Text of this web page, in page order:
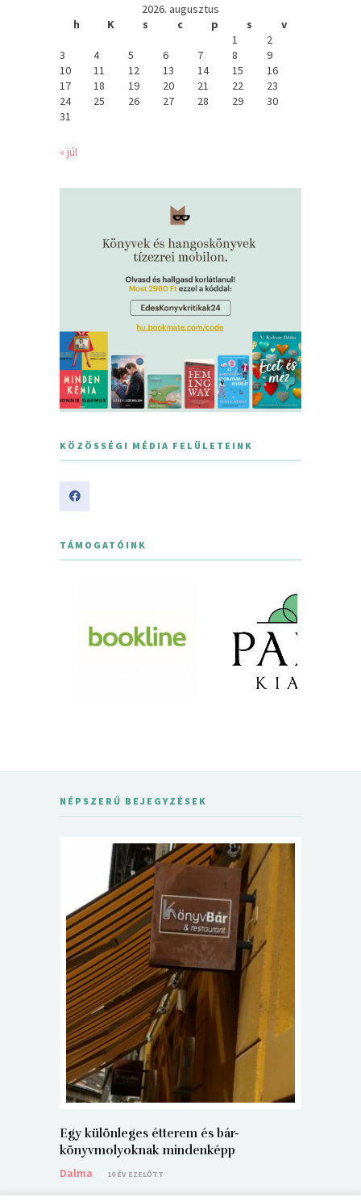
2026. augusztus
h
K s c p s
v
1
2
3
4 5 6 7 8
9
10
11 12 13 14 15
16
17
18 19 20 21 22
23
24
25 26 27 28 29
30
31
« júl
KÖZÖSSÉGI MÉDIA FELÜLETEINK
TÁMOGATÓINK
NÉPSZERŰ BEJEGYZÉSEK
Egy különleges étterem és bár-
könyvmolyoknak mindenképp
Dalma
10 ÉV EZELŐTT